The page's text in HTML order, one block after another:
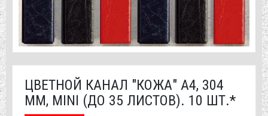
ЦВЕТНОЙ КАНАЛ "КОЖА" А4, 304
ММ, MINI (ДО 35 ЛИСТОВ). 10 ШТ.*